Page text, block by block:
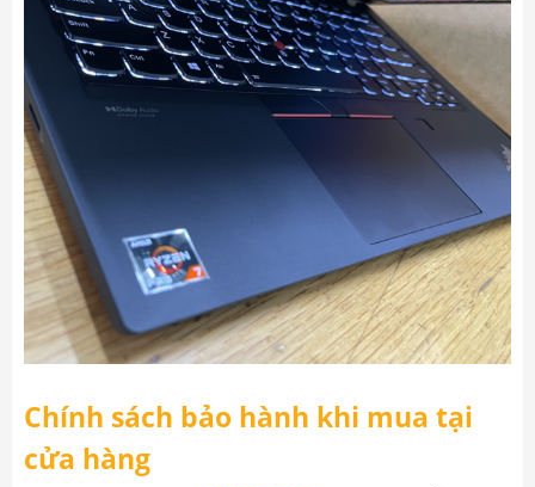
Chính sách bảo hành khi mua tại
cửa hàng